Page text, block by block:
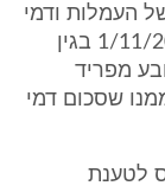
העמלות ודמי
הגבייה ששולמו לסוכנים אחרים עד 1/11/2010 בגין
לסוף שנת 2002. התובע מפריד
שסכום דמי
לטענת